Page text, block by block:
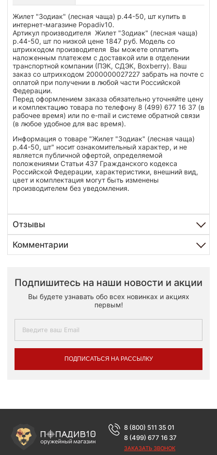
Жилет "Зодиак" (лесная чаща) р.44-50, шт купить в
интернет-магазине Popadiv10.
Артикул производителя Жилет "Зодиак" (лесная чаща)
р.44-50, шт по низкой цене 1847 руб. Модель со
штрихкодом производителя Вы можете оплатить
наложенным платежем с доставкой или в отделении
транспортной компании (ПЭК, СДЭК, Boxberry). Ваш
заказ со штрихкодом 2000000027227 забрать на почте с
оплатой при получении в любой части Российской
Федерации.
Перед оформлением заказа обязательно уточняйте цену
и комплектацию товара по телефону 8 (499) 677 16 37 (в
рабочее время) или по e-mail и системе обратной связи
(в любое удобное для вас время).
Информация о товаре "Жилет "Зодиак" (лесная чаща)
р.44-50, шт" носит ознакомительный характер, и не
является публичной офертой, определяемой
положениями Статьи 437 Гражданского кодекса
Российской Федерации, характеристики, внешний вид,
цвет и комплектация могут быть изменены
производителем без уведомления.
Отзывы
Комментарии
Подпишитесь на наши новости и акции
Вы будете узнавать обо всех новинках и акциях
первым!
ПОДПИСАТЬСЯ НА РАССЫЛКУ
8 (800) 511 35 01
8 (499) 677 16 37
ЗАКАЗАТЬ ЗВОНОК